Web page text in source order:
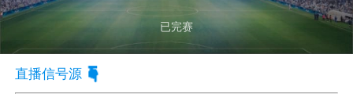
已完赛
直播信号源